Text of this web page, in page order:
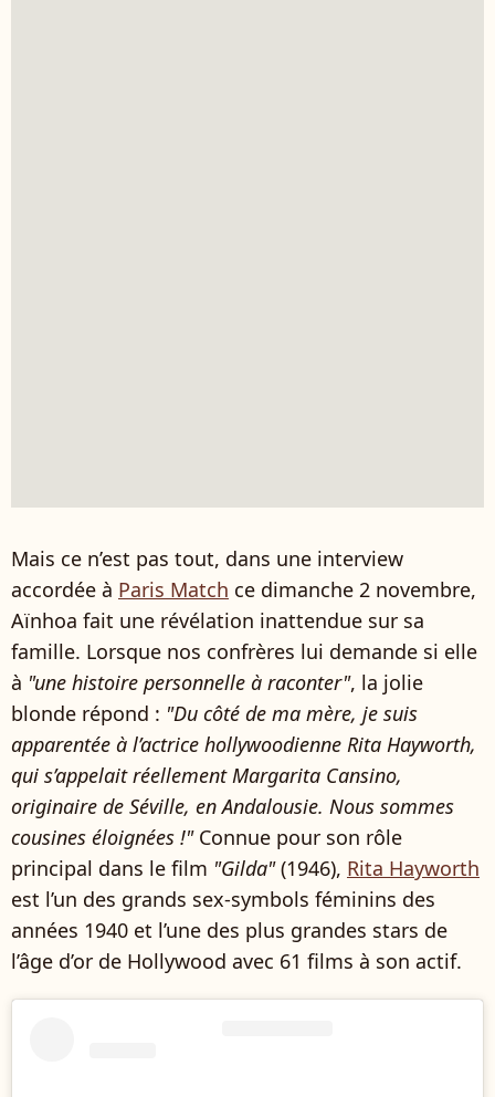
Mais ce n’est pas tout, dans une interview
accordée à Paris Match ce dimanche 2 novembre,
Aïnhoa fait une révélation inattendue sur sa
famille. Lorsque nos confrères lui demande si elle
à "une histoire personnelle à raconter", la jolie
blonde répond : "Du côté de ma mère, je suis
apparentée à l’actrice hollywoodienne Rita Hayworth,
qui s’appelait réellement Margarita Cansino,
originaire de Séville, en Andalousie. Nous sommes
cousines éloignées !"Connue pour son rôle
principal dans le film "Gilda"(1946), Rita Hayworth
est l’un des grands sex-symbols féminins des
années 1940 et l’une des plus grandes stars de
l’âge d’or de Hollywood avec 61 films à son actif.